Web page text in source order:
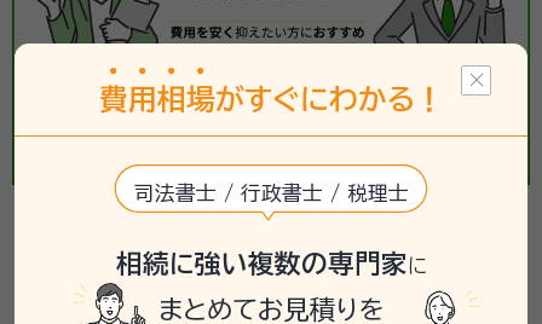
相続のお悩みは、
いい相続の提携専門家にお任せください
費用 相場がすぐにわかる！
司法書士 / 行政書士 / 税理士
相続に強い複数の専門家に
まとめてお見積りを